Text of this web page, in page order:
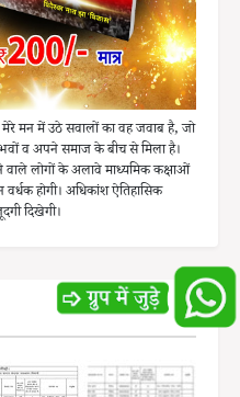
मन में उठे सवालों का वह जवाब है, जो
व अपने समाज के बीच से मिला है।
वाले लोगों के अलावे माध्यमिक कक्षाओं
वर्धक होगी। अधिकांश ऐतिहासिक
दिखेगी।